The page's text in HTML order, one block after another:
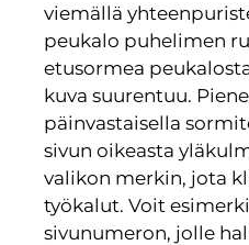
viemällä
peukalo puhelimen
etusormea
kuva suurentuu.
päinvastaisella
sivun oikeasta
valikon merkin, jota
työkalut. Voit
sivunumeron, jolle